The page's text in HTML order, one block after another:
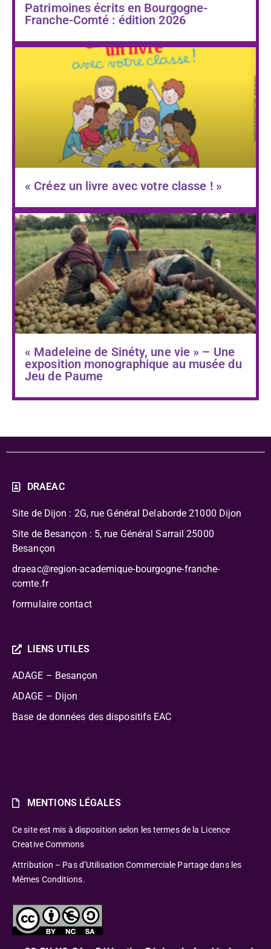
Patrimoines écrits en Bourgogne-
Franche-Comté : édition 2026
« Créez un livre avec votre classe ! »
« Madeleine de Sinéty, une vie » – Une
exposition monographique au musée du
Jeu de Paume
DRAEAC
Site de Dijon : 2G, rue Général Delaborde 21000 Dijon
Site de Besançon : 5, rue Général Sarrail 25000
Besançon
draeac@region-academique-bourgogne-franche-
comte.fr
formulaire contact
LIENS UTILES
ADAGE – Besançon
ADAGE – Dijon
Base de données des dispositifs EAC
MENTIONS LÉGALES
Ce site est mis à disposition selon les termes de la Licence
Creative Commons
Attribution – Pas d’Utilisation Commerciale Partage dans les
Mêmes Conditions.